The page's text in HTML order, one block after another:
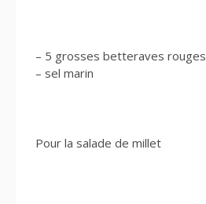
– 5 grosses betteraves
– sel marin
Pour la salade de millet